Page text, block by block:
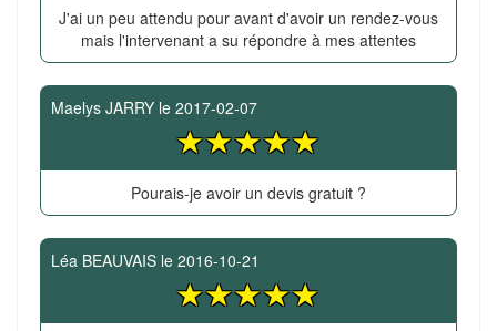
J'ai un peu attendu pour avant d'avoir un rendez-vous
mais l'intervenant a su répondre à mes attentes
Maelys JARRY le 2017-02-07
Pourais-je avoir un devis gratuit ?
Léa BEAUVAIS le 2016-10-21